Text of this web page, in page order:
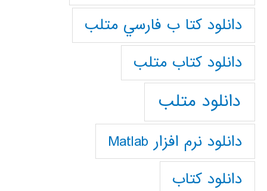
دانلود كتا ب فارسي متلب
دانلود كتاب متلب
دانلود متلب
دانلود نرم افزار Matlab
دانلود کتاب